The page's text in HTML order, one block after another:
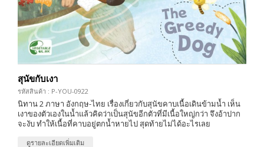
สุนัขกับเงา
รหัสสินค้า : P-YOU-0922
นิทาน 2 ภาษา อังกฤษ-ไทย เรื่องเกี่ยวกับสุนัขคาบเนื้อเดินข้ามน้ำ เห็น
เงาของตัวเองในน้ำแล้วคิดว่าเป็นสุนัขอีกตัวที่มีเนื้อใหญ่กว่า จึงอ้าปาก
จะงับ ทำให้เนื้อที่คาบอยู่ตกน้ำหายไป สุดท้ายไม่ได้อะไรเลย
ดูรายละเอียดเพิ่มเติม